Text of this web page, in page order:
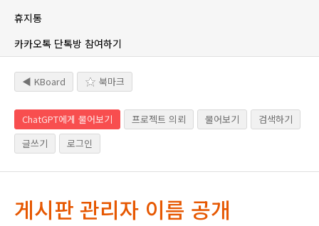
휴지통
카카오톡 단톡방 참여하기
◀ KBoard 북마크
ChatGPT에게 물어보기 프로젝트 의뢰 물어보기
검색하기
글쓰기
로그인
게시판 관리자 이름 공개